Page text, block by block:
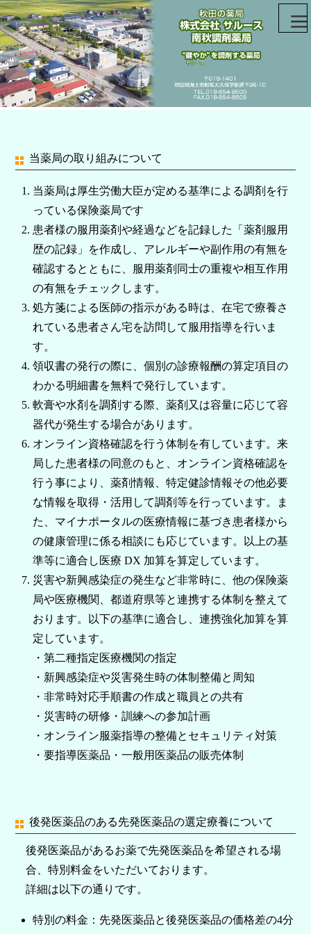
当薬局の取り組みについて
当薬局は厚生労働大臣が定める基準による調剤を行
っている保険薬局です
患者様の服用薬剤や経過などを記録した「薬剤服用
歴の記録」を作成し、アレルギーや副作用の有無を
確認するとともに、服用薬剤同士の重複や相互作用
の有無をチェックします。
処方箋による医師の指示がある時は、在宅で療養さ
れている患者さん宅を訪問して服用指導を行いま
す。
領収書の発行の際に、個別の診療報酬の算定項目の
わかる明細書を無料で発行しています。
軟膏や水剤を調剤する際、薬剤又は容量に応じて容
器代が発生する場合があります。
オンライン資格確認を行う体制を有しています。来
局した患者様の同意のもと、オンライン資格確認を
行う事により、薬剤情報、特定健診情報その他必要
な情報を取得・活用して調剤等を行っています。ま
た、マイナポータルの医療情報に基づき患者様から
の健康管理に係る相談にも応じています。以上の基
準等に適合し医療 DX 加算を算定しています。
災害や新興感染症の発生など非常時に、他の保険薬
局や医療機関、都道府県等と連携する体制を整えて
おります。以下の基準に適合し、連携強化加算を算
定しています。
・第二種指定医療機関の指定
・新興感染症や災害発生時の体制整備と周知
・非常時対応手順書の作成と職員との共有
・災害時の研修・訓練への参加計画
・オンライン服薬指導の整備とセキュリティ対策
・要指導医薬品・一般用医薬品の販売体制
後発医薬品のある先発医薬品の選定療養について
後発医薬品があるお薬で先発医薬品を希望される場
合、特別料金をいただいております。
詳細は以下の通りです。
特別の料金：先発医薬品と後発医薬品の価格差の4分